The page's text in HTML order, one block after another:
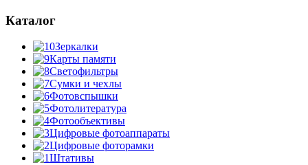
Каталог
Зеркалки
Карты памяти
Светофильтры
Сумки и чехлы
Фотовспышки
Фотолитература
Фотообъективы
Цифровые фотоаппараты
Цифровые фоторамки
Штативы